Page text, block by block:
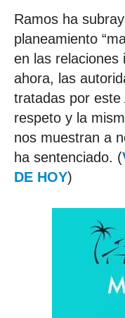
Ramos ha
planeamiento
en las relaciones
ahora, las
tratadas por este
respeto y la
nos muestran a
ha sentenciado. (
DE HOY)